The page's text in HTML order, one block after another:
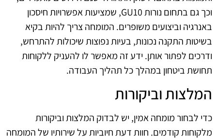
וכך גם בתחום נורות GU10, שמציעות אפשרויות חיסכון
באנרגיה וביצועים משופרים. המומחה צריך להיות בקיא
בשיטות התקנה נכונות, בעיות נפוצות שיכולות להתרחש,
ודרכים לפתור אותן. ידע זה מאפשר לו להעניק ללקוחות
תחושת ביטחון במהלך כל תהליך העבודה.
המלצות וביקורות
כדי לבחור מומחה אמין, יש לבדוק המלצות וביקורות
מלקוחות קודמים. חוות דעת חיוביות על שירותיו של המומחה